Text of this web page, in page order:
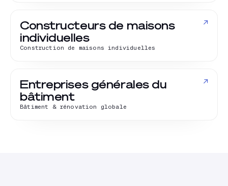
Constructeurs de maisons
individuelles
Construction de maisons individuelles
↗
Entreprises générales du
bâtiment
Bâtiment & rénovation globale
↗